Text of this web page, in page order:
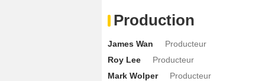
Production
James Wan
Producteur
Roy Lee
Producteur
Mark Wolper
Producteur